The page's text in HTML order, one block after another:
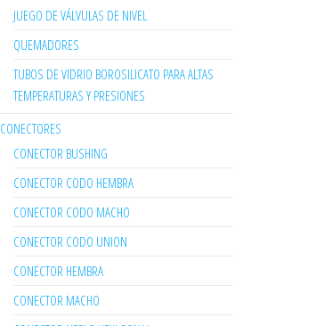
JUEGO DE VÁLVULAS DE NIVEL
QUEMADORES
TUBOS DE VIDRIO BOROSILICATO PARA ALTAS
TEMPERATURAS Y PRESIONES
CONECTORES
CONECTOR BUSHING
CONECTOR CODO HEMBRA
CONECTOR CODO MACHO
CONECTOR CODO UNION
CONECTOR HEMBRA
CONECTOR MACHO